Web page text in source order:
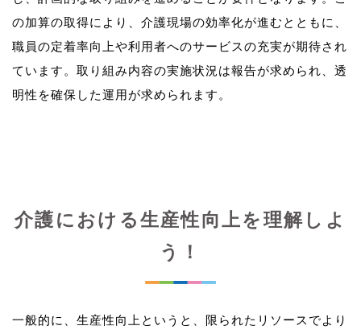
の加算の取得により、介護現場の効率化が進むとともに、
職員の定着率向上や利用者へのサービスの充実が期待され
ています。取り組み内容の実施状況は報告が求められ、透
介護における生産性向上を理解しよ
う！
一般的に、生産性向上というと、限られたリソースでより